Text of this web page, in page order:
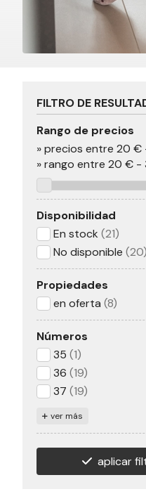
FILTRO DE
Rango de precios
»precios entre 20 €
»rango entre 20 € -
Disponibilidad
En stock (21)
No disponible (20)
Propiedades
en oferta (8)
Números
35 (1)
36 (19)
37 (19)
ver más
aplicar